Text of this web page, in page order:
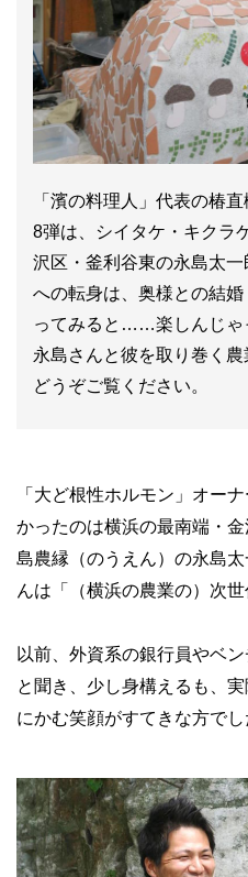
「濱の料理人」代表の椿
8弾は、シイタケ・キクラ
沢区・釜利谷東の永島太
への転身は、奥様との結
ってみると……楽しんじゃ
永島さんと彼を取り巻く
どうぞご覧ください。
「大ど根性ホルモン」オー
かったのは横浜の最南端・
島農縁（のうえん）の永島
んは「（横浜の農業の）次
以前、外資系の銀行員やベ
と聞き、少し身構えるも、
にかむ笑顔がすてきな方でし